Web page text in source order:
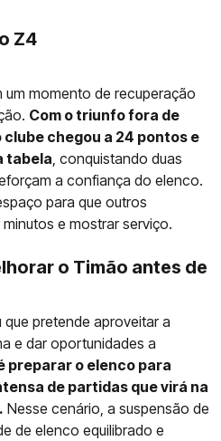
Z4
momento de recuperação
Com o triunfo fora de
clube chegou a 24 pontos e
tabela , conquistando duas
a confiança do elenco.
para que outros
e mostrar serviço.
o Timão antes de
pretende aproveitar a
e dar oportunidades a
preparar o elenco para
de partidas que virá na
Nesse cenário, a suspensão de
de elenco equilibrado e